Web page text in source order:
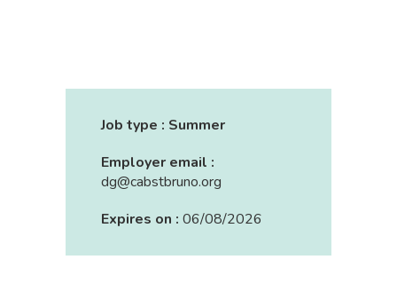
Job type : Summer
Employer email :
dg@cabstbruno.org
Expires on : 06/08/2026